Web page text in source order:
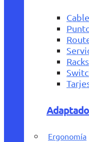
Racks
Ergonomía